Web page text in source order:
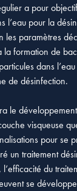
a pour
l’eau pour la
les paramètres
formation de
dans
de désinfection.
le
visqueuse
pour se
un traitement
du
se